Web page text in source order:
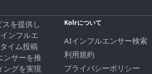
を提供し
ンフルエ
イム投稿
ンサーを推
ングを実現
Kolrについて
AIインフルエンサー検索
利用規約
プライバシーポリシー